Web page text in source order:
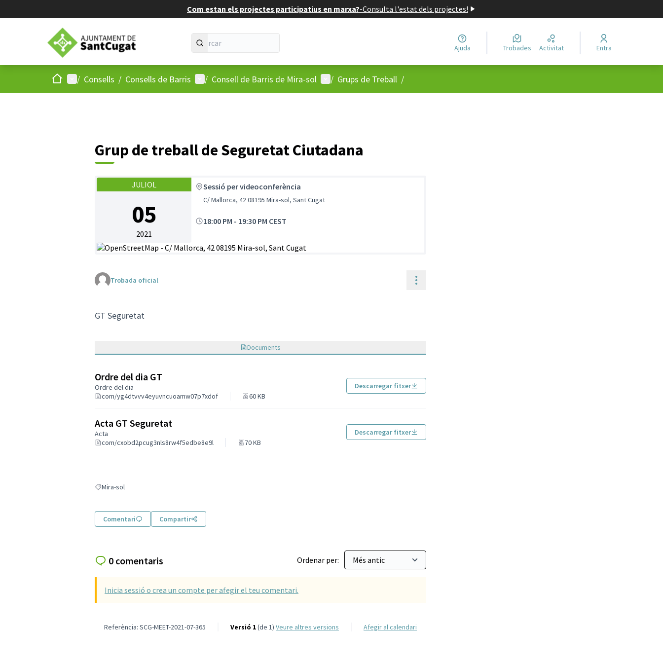
Com estan els projectes participatius en marxa?-Consulta l'estat dels projectes!
Ajuda Trobades Activitat Entra
Inici Menú principal
/ Consells / Consells de Barris Menú d'usuari
/ Consell de Barris de Mira-sol Menú d'usuari
/ Grups de Treball /
Grup de treball de Seguretat Ciutadana
JULIOL
05
2021
Sessió per videoconferència
C/ Mallorca, 42 08195 Mira-sol, Sant Cugat
18:00 PM - 19:30 PM CEST
Trobada oficial Controls de recursos
GT Seguretat
Documents
Ordre del dia GT
Ordre del dia
com/yg4dtvvv4eyuvncuoamw07p7xdof
60 KB
Descarregar fitxer
Acta GT Seguretat
Acta
com/cxobd2pcug3nls8rw4f5edbe8e9l
70 KB
Descarregar fitxer
Resultats en filtrar per: Mira-sol
Mira-sol
Comentari Compartir
0 comentaris Ordenar per:
Inicia sessió o crea un compte per afegir el teu comentari.
Referència: SCG-MEET-2021-07-365 Versió 1(de 1) veure altres versions Afegir al calendari